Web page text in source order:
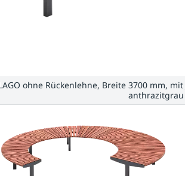
ohne Rückenlehne, Breite 3700 mm,
anthrazitgrau